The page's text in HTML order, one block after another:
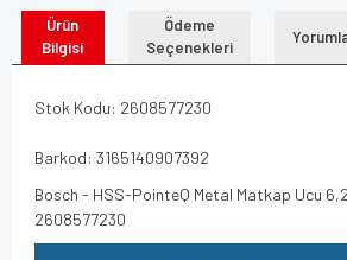
Ürün
Bilgisi
Ödeme
Seçenekleri
Stok Kodu: 2608577230
Barkod: 3165140907392
Bosch - HSS-PointeQ Metal Matkap Ucu
2608577230